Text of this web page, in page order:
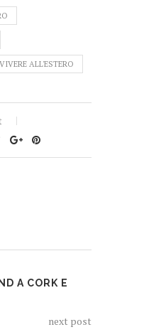
VIVERE ALL'ESTERO
A CORK E
next post